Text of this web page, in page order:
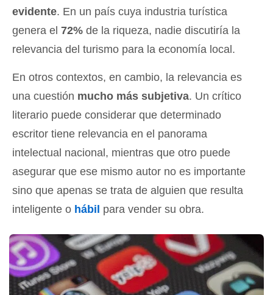
evidente. En un país cuya industria turística
genera el 72% de la riqueza, nadie discutiría la
relevancia del turismo para la economía local.
En otros contextos, en cambio, la relevancia es
una cuestión mucho más subjetiva. Un crítico
literario puede considerar que determinado
escritor tiene relevancia en el panorama
intelectual nacional, mientras que otro puede
asegurar que ese mismo autor no es importante
sino que apenas se trata de alguien que resulta
inteligente o hábil para vender su obra.